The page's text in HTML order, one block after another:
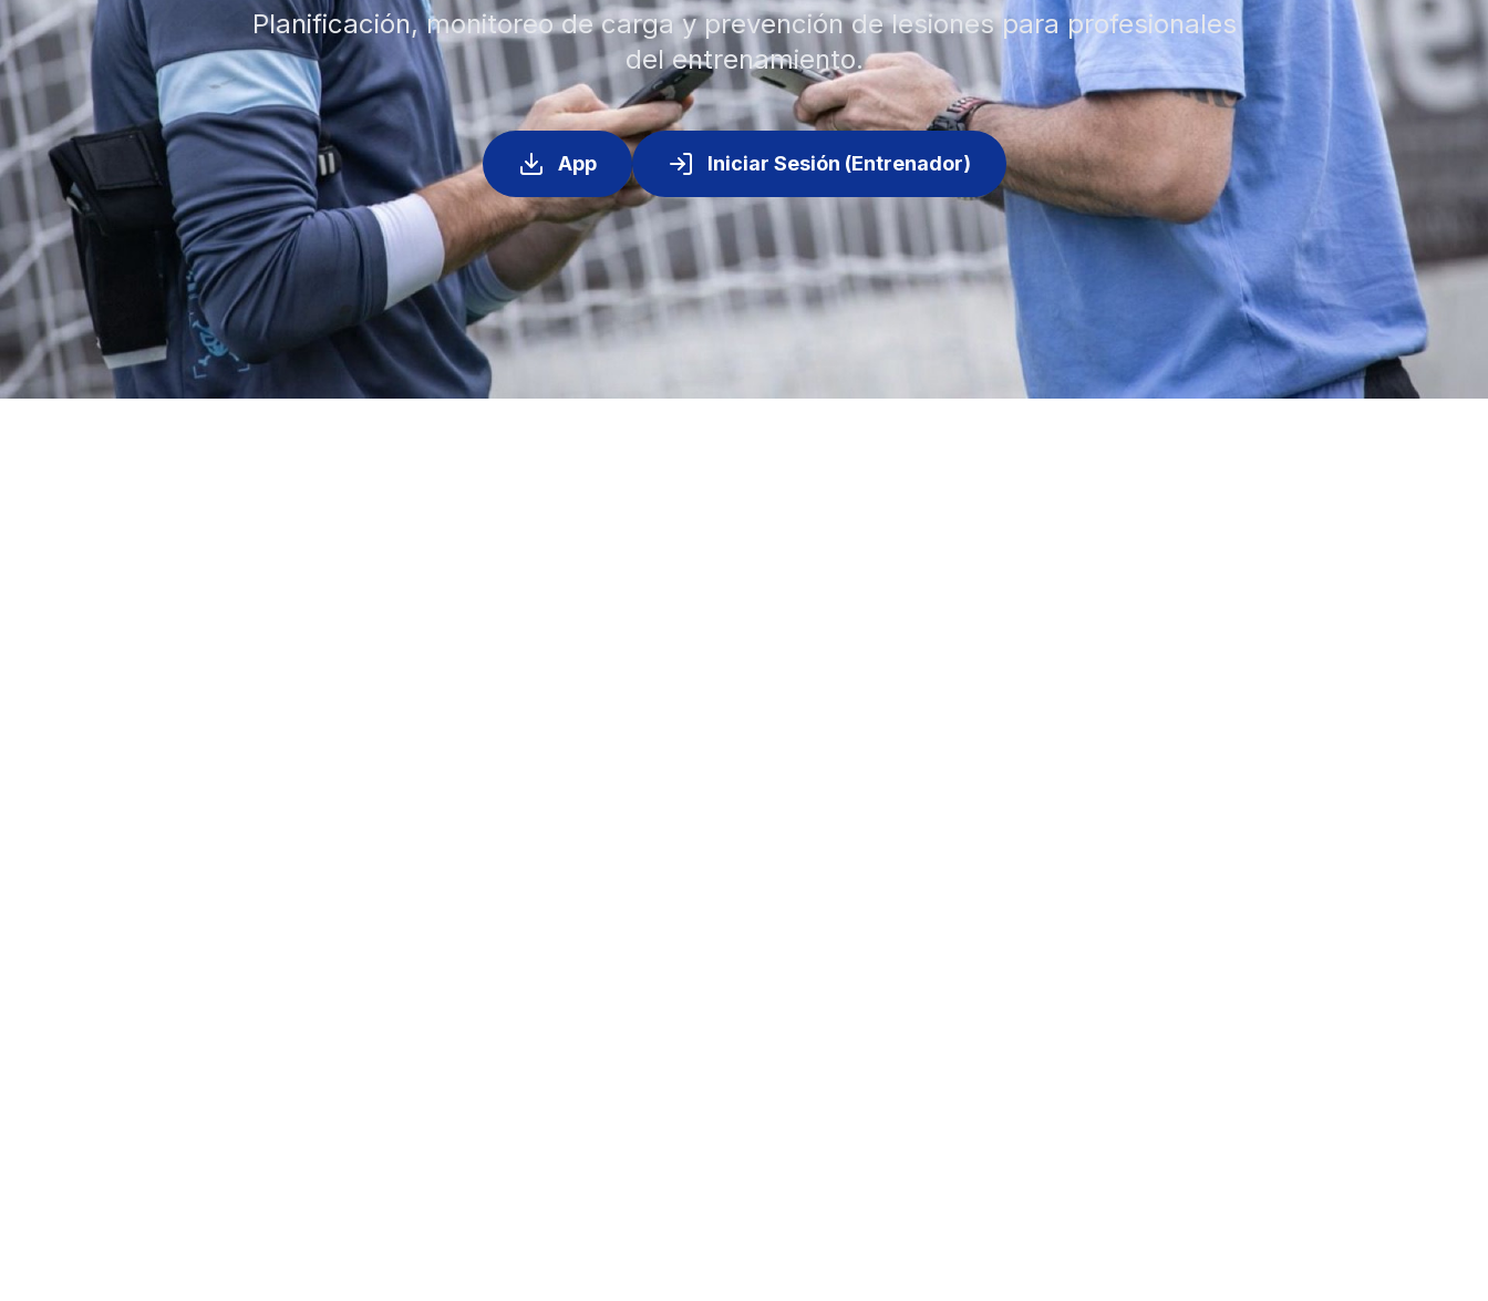
Planificación, monitoreo de carga y prevención de lesiones para profesionales
del entrenamiento.
App Iniciar Sesión (Entrenador)